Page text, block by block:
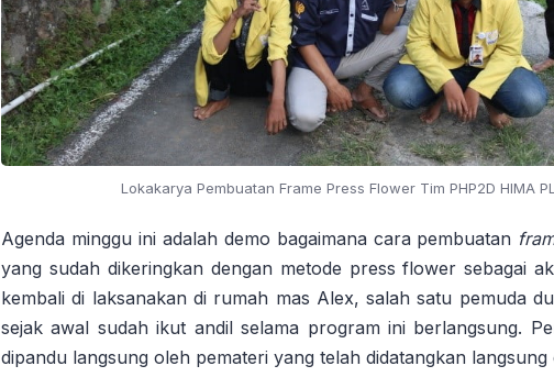
Lokakarya Pembuatan Frame Press Flower Tim PHP2D HIMA
Agenda minggu ini adalah demo bagaimana cara pembuatan
yang sudah dikeringkan dengan metode press flower sebagai
kembali di laksanakan di rumah mas Alex, salah satu pemuda
sejak awal sudah ikut andil selama program ini berlangsung.
dipandu langsung oleh pemateri yang telah didatangkan langsung